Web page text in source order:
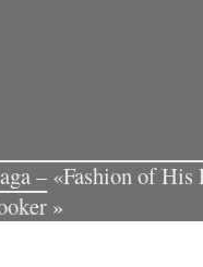
– «Fashion of His
»